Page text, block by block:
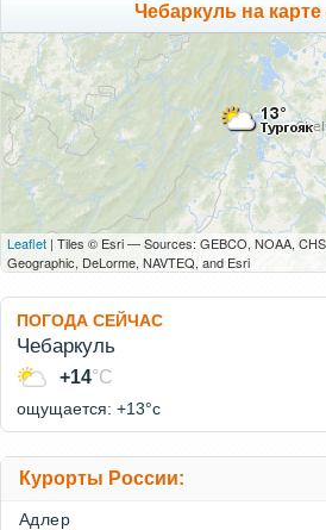
Чебаркуль на
Leaflet | Tiles © Esri — Sources: GEBCO, NOAA,
Geographic, DeLorme, NAVTEQ, and Esri
ПОГОДА СЕЙЧАС
Чебаркуль
+14°C
ощущается: +13°c
Курорты России:
Адлер